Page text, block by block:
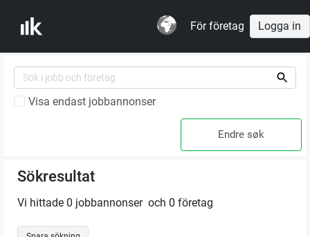
För företag Logga in
Visa endast jobbannonser
Sökresultat
Vi hittade 0 jobbannonser och 0 företag